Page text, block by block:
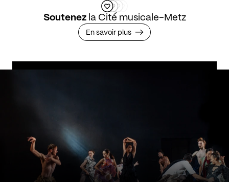
Soutenezla Cité musicale-Metz
En savoir plus